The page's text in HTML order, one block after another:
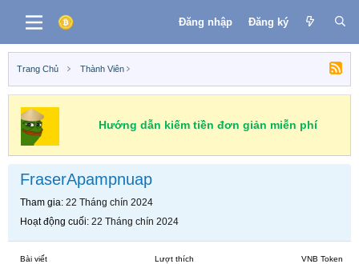
Đăng nhập Đăng ký
Trang Chủ Thành Viên
Hướng dẫn kiếm tiền đơn giản miễn phí
FraserApampnuap
Tham gia 22 Tháng chín 2024
Hoạt động cuối 22 Tháng chín 2024
Bài viết Lượt thích VNB Token